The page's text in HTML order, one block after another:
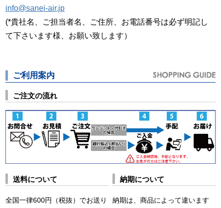
info@sanei-air.jp
(*貴社名、ご担当者名、ご住所、お電話番号は必ず明記し
て下さいます様、お願い致します）
ご利用案内
ご注文の流れ
送料について
全国一律600円（税抜）でお送り
納期について
納期は、商品によって違います